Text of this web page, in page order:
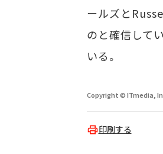
ールズと
のと確信して
いる。
Copyright © ITmedia,
印刷する